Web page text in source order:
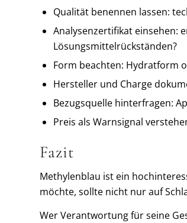
Qualität benennen lassen:
Analysenzertifikat einsehen:
Lösungsmittelrückständen?
Form beachten: Hydratform
Hersteller und Charge
Bezugsquelle hinterfragen:
Preis als Warnsignal
Fazit
Methylenblau ist ein
möchte, sollte nicht nur auf
Wer Verantwortung für seine